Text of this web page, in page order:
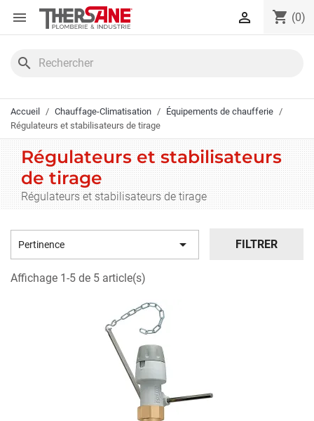
Panneau de gestion des cookies
 shopping_cart (0)

search
Accueil Chauffage-Climatisation
Équipements de chaufferie
Régulateurs et stabilisateurs de tirage
Régulateurs et stabilisateurs
de tirage
Régulateurs et stabilisateurs de tirage
Pertinence  FILTRER
Affichage 1-5 de 5 article(s)